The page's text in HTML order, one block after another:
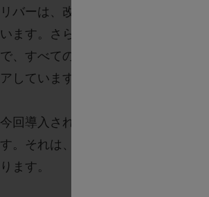
リバーは、改良と最適化を重ねな
います。さらに、メカ-10、トゥー
で、すべてのキャリバーは自社内
アしています。
今回導入される「5＋5年保証」は、
す。それは、製品そのもの、そして
ります。